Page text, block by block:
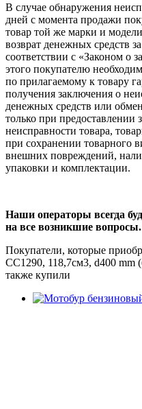
В случае обнаружения
дней с момента продажи
товар той же марки и
возврат денежных средств
соответствии с «Законом о
этого покупателю
по прилагаемому к товару
получения заключения о
денежных средств или
только при предоставлении
неисправности товара,
при сохранении товарного
внешних повреждений,
упаковки и комплектации.
Наши операторы всегда
на все возникшие вопросы.
Покупатели, которые
СС1290, 118,7см3, d400 mm
также купили